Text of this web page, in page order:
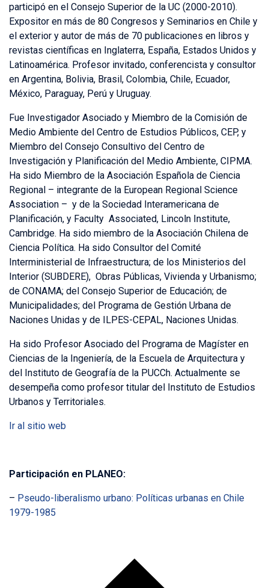
participó en el Consejo Superior de la UC (2000-2010).
Expositor en más de 80 Congresos y Seminarios en Chile y
el exterior y autor de más de 70 publicaciones en libros y
revistas científicas en Inglaterra, España, Estados Unidos y
Latinoamérica. Profesor invitado, conferencista y consultor
en Argentina, Bolivia, Brasil, Colombia, Chile, Ecuador,
México, Paraguay, Perú y Uruguay.
Fue Investigador Asociado y Miembro de la Comisión de
Medio Ambiente del Centro de Estudios Públicos, CEP, y
Miembro del Consejo Consultivo del Centro de
Investigación y Planificación del Medio Ambiente, CIPMA.
Ha sido Miembro de la Asociación Española de Ciencia
Regional – integrante de la European Regional Science
Association – y de la Sociedad Interamericana de
Planificación, y Faculty Associated, Lincoln Institute,
Cambridge. Ha sido miembro de la Asociación Chilena de
Ciencia Política. Ha sido Consultor del Comité
Interministerial de Infraestructura; de los Ministerios del
Interior (SUBDERE), Obras Públicas, Vivienda y Urbanismo;
de CONAMA; del Consejo Superior de Educación; de
Municipalidades; del Programa de Gestión Urbana de
Naciones Unidas y de ILPES-CEPAL, Naciones Unidas.
Ha sido Profesor Asociado del Programa de Magíster en
Ciencias de la Ingeniería, de la Escuela de Arquitectura y
del Instituto de Geografía de la PUCCh. Actualmente se
desempeña como profesor titular del Instituto de Estudios
Urbanos y Territoriales.
Ir al sitio web
Participación en PLANEO:
– Pseudo-liberalismo urbano: Políticas urbanas en Chile
1979-1985